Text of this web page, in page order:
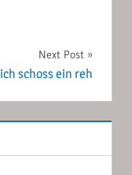
Next Post
ich schoss ein reh